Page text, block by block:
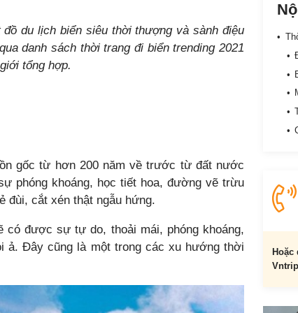
du lịch biển siêu thời thượng và sành điệu
danh sách thời trang đi biển trending 2021
tổng hợp.
gốc từ hơn 200 năm về trước từ đất nước
phóng khoáng, học tiết hoa, đường vẽ trừu
đùi, cắt xén thật ngẫu hứng.
có được sự tự do, thoải mái, phóng khoáng,
ả. Đây cũng là một trong các xu hướng thời